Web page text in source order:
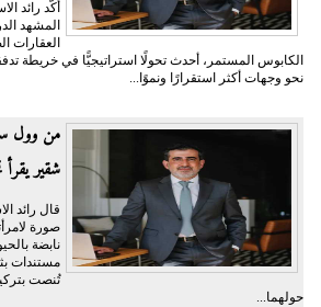
أكَّد رائد
المشهد
العقارات
الكابوس المستمر، أحدث تحولًا استراتيجيًّا في خريطة
نحو وجهات أكثر استقرارًا ونموًا...
من وول
شقير يقرأ
قال رائد
صورة
نابضة
مستندات
تُنصت
حولهما...